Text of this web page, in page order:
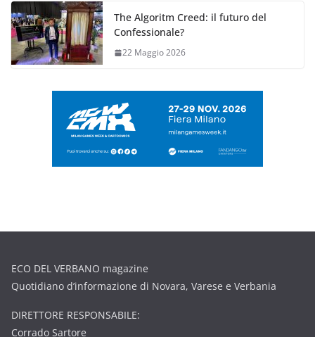
The Algoritm Creed: il futuro del
Confessionale?
22 Maggio 2026
ECO DEL VERBANO magazine
Quotidiano d’informazione di Novara, Varese e Verbania
DIRETTORE RESPONSABILE:
Corrado Sartore